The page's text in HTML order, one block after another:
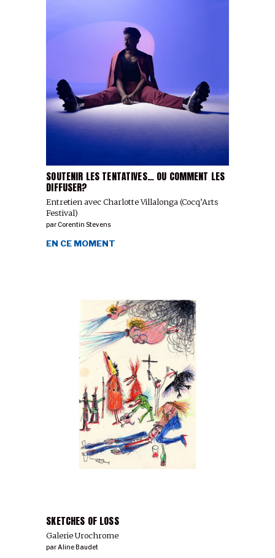
SOUTENIR LES TENTATIVES… OU COMMENT LES
DIFFUSER?
Entretien avec Charlotte Villalonga (Cocq’Arts
Festival)
parCorentin Stevens
SKETCHES OF LOSS
Galerie Urochrome
EN CE MOMENT
parAline Baudet